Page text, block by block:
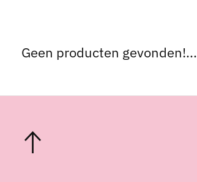
Geen producten gevonden!...